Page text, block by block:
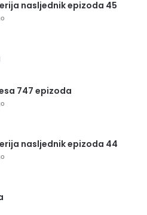
nasljednik epizoda 45
747 epizoda
nasljednik epizoda 44